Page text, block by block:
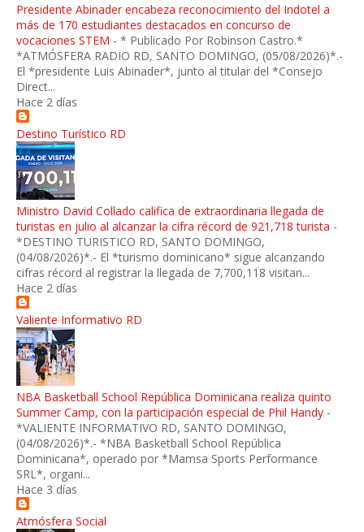
Presidente Abinader encabeza reconocimiento del Indotel a
más de 170 estudiantes destacados en concurso de
vocaciones STEM - * Publicado Por Robinson Castro.*
*ATMÓSFERA RADIO RD, SANTO DOMINGO, (05/08/2026)*.-
El *presidente Luis Abinader*, junto al titular del *Consejo
Direct...
Hace 2 días
Destino Turístico RD
Ministro David Collado califica de extraordinaria llegada de
turistas en julio al alcanzar la cifra récord de 921,718 turista -
*DESTINO TURISTICO RD, SANTO DOMINGO,
(04/08/2026)*.- El *turismo dominicano* sigue alcanzando
cifras récord al registrar la llegada de 7,700,118 visitan...
Hace 2 días
Valiente Informativo RD
NBA Basketball School República Dominicana realiza quinto
Summer Camp, con la participación especial de Phil Handy -
*VALIENTE INFORMATIVO RD, SANTO DOMINGO,
(04/08/2026)*.- *NBA Basketball School República
Dominicana*, operado por *Mamsa Sports Performance
SRL*, organi...
Hace 3 días
Atmósfera Social